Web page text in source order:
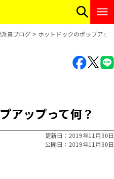
員ブログ ホットドックのポップアッ
アップって何？
更新日
2019年11月30日
公開日
2019年11月30日